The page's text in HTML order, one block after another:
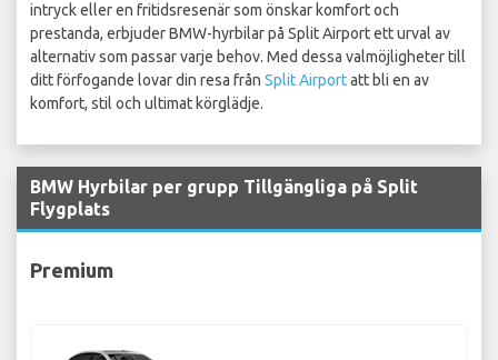
intryck eller en fritidsresenär som önskar komfort och
prestanda, erbjuder BMW-hyrbilar på Split Airport ett urval av
alternativ som passar varje behov. Med dessa valmöjligheter till
ditt förfogande lovar din resa från Split Airportatt bli en av
komfort, stil och ultimat körglädje.
BMW Hyrbilar per grupp Tillgängliga på Split
Flygplats
Premium